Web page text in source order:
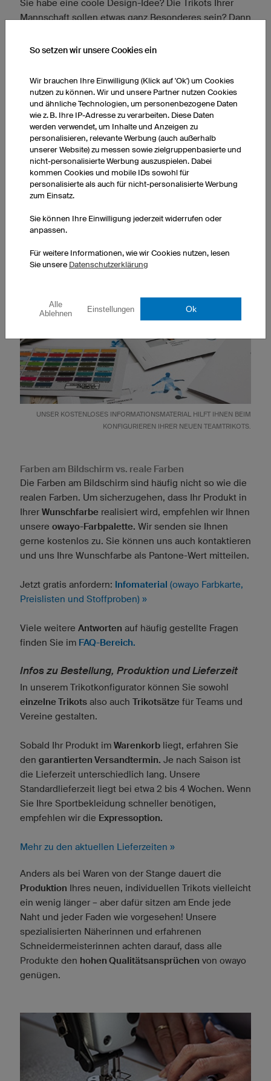
Sie habe eine coole Design-Idee? Die Trikots Ihrer
Mannschaft sollen etwas ganz Besonderes sein? Dann
Sonderdesignzu bestellen.
komplett selbst entworfen haben. Für die Umsetzung
Ihres Designwunsches berechnen wir nur eine
einmalige Sonderdesignpauschale (zwischen 50,00
und 150,00 €, je nach Aufwand). Sie können weitere
Exemplare Ihres Trikotdesigns natürlich jederzeit
nachbestellen, ohne erneut die Pauschale zu
bezahlen.
Oder nutzen Sie unserenDesign-Service– unser
Designteam unterstützt Sie bei der Umsetzung Ihrer
UNSER KOSTENLOSES INFORMATIONSMATERIAL
HILFT IHNEN BEIM
KONFIGURIEREN IHRER NEUEN TEAMTRIKOTS.
Farben am Bildschirm vs. reale Farben
Die Farben am Bildschirm sind häufig nicht so wie die
realen Farben. Um sicherzugehen, dass Ihr Produkt in
Ihrer Wunschfarbe realisiert wird, empfehlen wir Ihnen
unsere owayo-Farbpalette. Wir senden sie Ihnen
gerne kostenlos zu. Sie können uns auch kontaktieren
und uns Ihre Wunschfarbe als Pantone-Wert mitteilen.
Jetzt gratis anfordern: Infomaterial (owayo Farbkarte,
Preislisten und Stoffproben) »
Viele weitere Antworten auf häufig gestellte Fragen
finden Sie im FAQ-Bereich.
Infos zu Bestellung, Produktion und Lieferzeit
In unserem Trikotkonfigurator können Sie sowohl
einzelne Trikots also auch Trikotsätze für Teams und
Vereine gestalten.
Sobald Ihr Produkt im Warenkorb liegt, erfahren Sie
den garantierten Versandtermin. Je nach Saison ist
die Lieferzeit unterschiedlich lang. Unsere
Standardlieferzeit liegt bei etwa 2 bis 4 Wochen. Wenn
Sie Ihre Sportbekleidung schneller benötigen,
empfehlen wir die Expressoption.
Mehr zu den aktuellen Lieferzeiten »
Anders als bei Waren von der Stange dauert die
Produktion Ihres neuen, individuellen Trikots vielleicht
ein wenig länger – aber dafür sitzen am Ende jede
Naht und jeder Faden wie vorgesehen! Unsere
spezialisierten Näherinnen und erfahrenen
Schneidermeisterinnen achten darauf, dass alle
Produkte den hohen Qualitätsansprüchen von owayo
genügen.
So setzen wir unsere Cookies ein
Wir brauchen Ihre Einwilligung (Klick auf 'Ok') um Cookies
nutzen zu können. Wir und unsere Partner nutzen Cookies
und ähnliche Technologien, um personenbezogene Daten
wie z. B. Ihre IP-Adresse zu verarbeiten. Diese Daten
werden verwendet, um Inhalte und Anzeigen zu
personalisieren, relevante Werbung (auch außerhalb
unserer Website) zu messen sowie zielgruppenbasierte und
nicht-personalisierte Werbung auszuspielen. Dabei
kommen Cookies und mobile IDs sowohl für
personalisierte als auch für nicht-personalisierte Werbung
zum Einsatz.
Sie können Ihre Einwilligung jederzeit widerrufen oder
anpassen.
Für weitere Informationen, wie wir Cookies nutzen, lesen
Sie unsere Datenschutzerklärung
Alle
Ablehnen
Einstellungen Ok